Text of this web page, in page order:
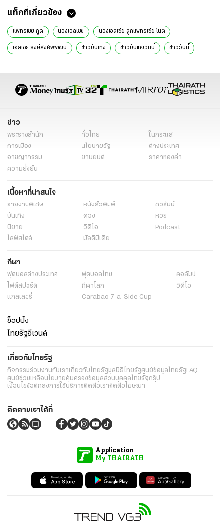
แท็กที่เกี่ยวข้อง
แพทริเซีย กู๊ด น้องเอลิเซีย น้องเอลิเซีย ลูกแพทริเซีย โน้ต
เอลิเซีย รังษีสิงห์พิพัฒน์ ข่าวบันเทิง ข่าวบันเทิงวันนี้ ข่าววันนี้
ข่าว
พระราชสำนัก ทั่วไทย
ในกระแส
การเมือง
นโยบายรัฐ
ต่างประเทศ
อาชญากรรม
ยานยนต์
ราคาทองคำ
ความยั่งยืน
เนื้อหาที่น่าสนใจ
รายงานพิเศษ หนังสือพิมพ์
คอลัมน์
บันเทิง
ดวง
หวย
นิยาย
วิดีโอ
Podcast
ไลฟ์สไตล์
มัลติมีเดีย
กีฬา
ฟุตบอลต่่างประเทศ ฟุตบอลไทย
คอลัมน์
ไฟต์สปอร์ต
กีฬาโลก
วิดีโอ
แกลเลอรี่
Carabao 7-a-Side Cup
ช็อปปิ้ง
ไทยรัฐอีเวนต์
เกี่ยวกับไทยรัฐ
กิจกรรมร่วมงานกับเราเกี่ยวกับไทยรัฐมูลนิธิไทยรัฐศูนย์ข้อมูลไทยรัฐFAQ
ศูนย์ช่วยเหลือนโยบายคุ้มครองข้อมูลส่วนบุคคลไทยรัฐกรุ๊ป
เงื่อนไขข้อตกลงการใช้บริการติดต่อเราติดต่อโฆษณา
ติดตามเราได้ที่
Application
My THAIRATH